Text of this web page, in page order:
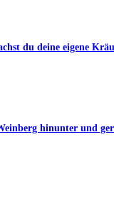
du deine eigene
hinunter und